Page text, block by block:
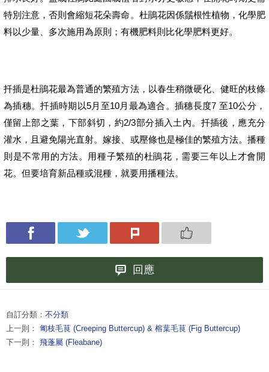
特別注意，否則會縮短花朵壽命。杜鵑花因係鬚根性植物，化學肥
料以少量、多次施用為原則；有機肥料則比化學肥料更好。
扦插是杜鵑花最為普通的繁殖方法，以春生稍微硬化、健旺的枝條
為插穗。扦插時期以5月至10月最為適合。插穗長度7 至10公分，
僅留上部之葉，下部斜切，約2/3部分插入土內。扦插後，應充分
灌水，且避免陽光直射。嫁接、或壓條也是極佳的繁殖方法。播種
則是不常用的方法。用種子繁殖的杜鵑花，需要三年以上才會開
花。但要培育新品種或混種，就要用播種法。
回應
自訂分類： 不分類
上一則： 匍枝毛茛 (Creeping Buttercup) & 榕葉毛茛 (Fig Buttercup)
下一則： 飛蓬屬 (Fleabane)